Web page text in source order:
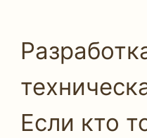
Если кто